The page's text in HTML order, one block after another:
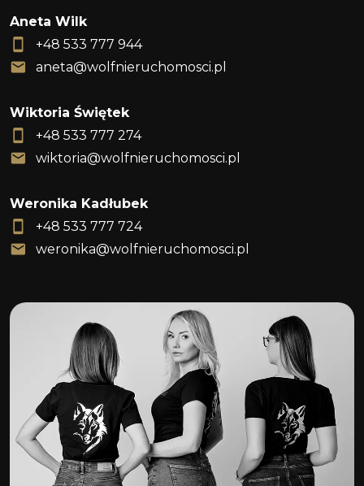
Aneta Wilk
+48 533 777 944
aneta@wolfnieruchomosci.pl
Wiktoria Świętek
+48 533 777 274
wiktoria@wolfnieruchomosci.pl
Weronika Kadłubek
+48 533 777 724
weronika@wolfnieruchomosci.pl